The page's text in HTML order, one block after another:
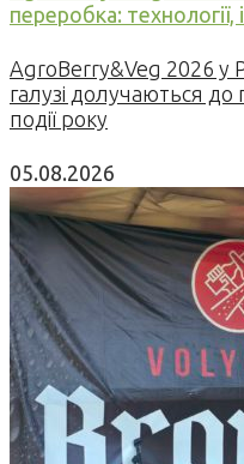
переробка: технології,
AgroBerry&Veg 2026 у
галузі долучаються до
події року
05.08.2026